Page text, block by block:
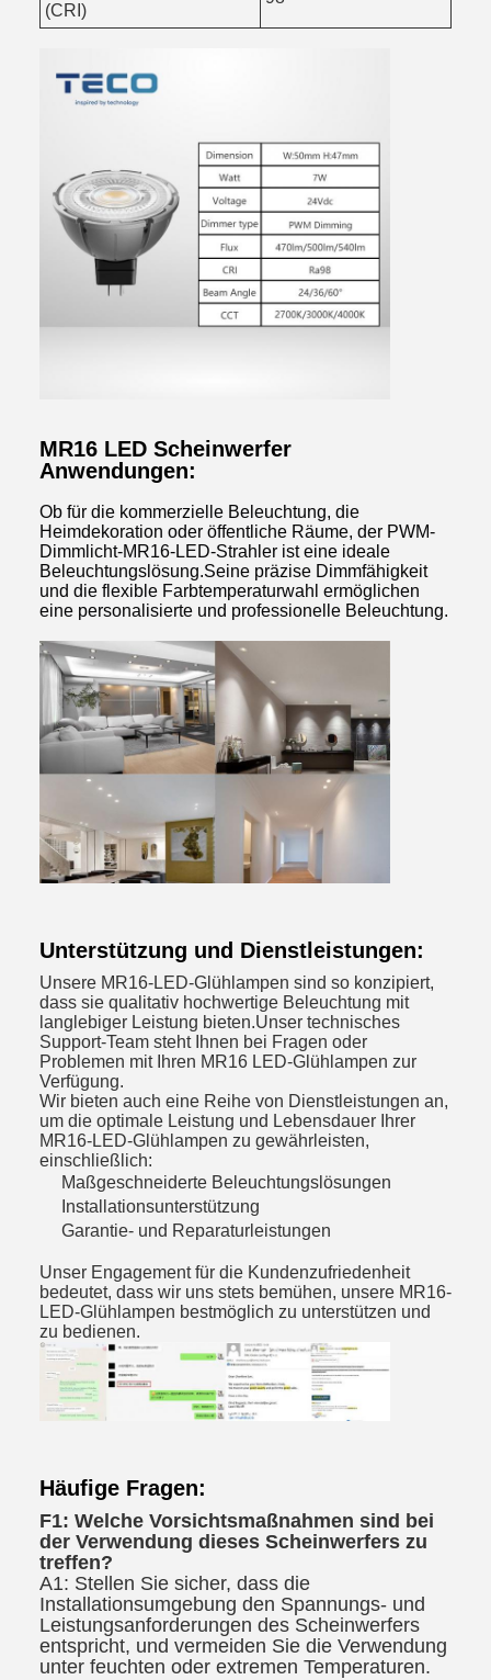
(CRI)
MR16 LED Scheinwerfer
Anwendungen:
Ob für die kommerzielle Beleuchtung, die
Heimdekoration oder öffentliche Räume, der PWM-
Dimmlicht-MR16-LED-Strahler ist eine ideale
Beleuchtungslösung.Seine präzise Dimmfähigkeit
und die flexible Farbtemperaturwahl ermöglichen
eine personalisierte und professionelle Beleuchtung.
Unterstützung und Dienstleistungen:
Unsere MR16-LED-Glühlampen sind so konzipiert,
dass sie qualitativ hochwertige Beleuchtung mit
langlebiger Leistung bieten.Unser technisches
Support-Team steht Ihnen bei Fragen oder
Problemen mit Ihren MR16 LED-Glühlampen zur
Verfügung.
Wir bieten auch eine Reihe von Dienstleistungen an,
um die optimale Leistung und Lebensdauer Ihrer
MR16-LED-Glühlampen zu gewährleisten,
einschließlich:
Maßgeschneiderte Beleuchtungslösungen
Installationsunterstützung
Garantie- und Reparaturleistungen
Unser Engagement für die Kundenzufriedenheit
bedeutet, dass wir uns stets bemühen, unsere MR16-
LED-Glühlampen bestmöglich zu unterstützen und
zu bedienen.
Häufige Fragen:
F1: Welche Vorsichtsmaßnahmen sind bei
der Verwendung dieses Scheinwerfers zu
treffen?
A1: Stellen Sie sicher, dass die
Installationsumgebung den Spannungs- und
Leistungsanforderungen des Scheinwerfers
entspricht, und vermeiden Sie die Verwendung
unter feuchten oder extremen Temperaturen.